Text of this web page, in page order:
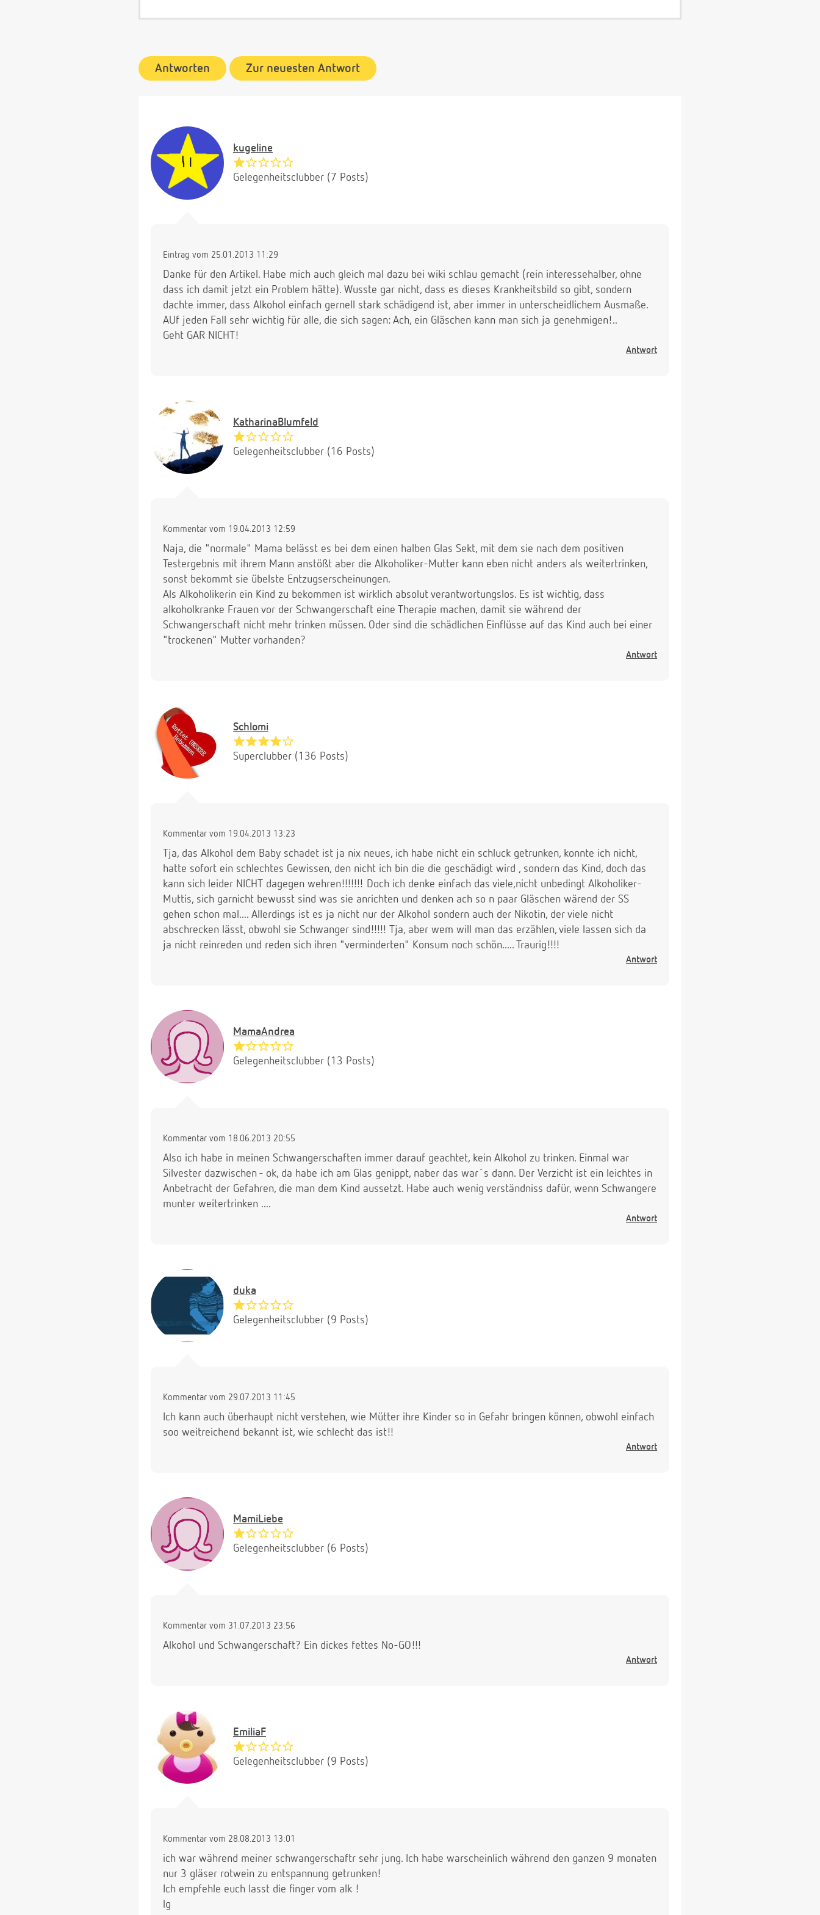
Antworten Zur neuesten Antwort
kugeline
Gelegenheitsclubber (7 Posts)
Eintrag vom 25.01.2013 11:29
Danke für den Artikel. Habe mich auch gleich mal dazu bei wiki schlau gemacht (rein interessehalber, ohne
dass ich damit jetzt ein Problem hätte). Wusste gar nicht, dass es dieses Krankheitsbild so gibt, sondern
dachte immer, dass Alkohol einfach gernell stark schädigend ist, aber immer in unterscheidlichem Ausmaße.
AUf jeden Fall sehr wichtig für alle, die sich sagen: Ach, ein Gläschen kann man sich ja genehmigen!..
Geht GAR NICHT!
Antwort
KatharinaBlumfeld
Gelegenheitsclubber (16 Posts)
Kommentar vom 19.04.2013 12:59
Naja, die "normale" Mama belässt es bei dem einen halben Glas Sekt, mit dem sie nach dem positiven
Testergebnis mit ihrem Mann anstößt aber die Alkoholiker-Mutter kann eben nicht anders als weitertrinken,
sonst bekommt sie übelste Entzugserscheinungen.
Als Alkoholikerin ein Kind zu bekommen ist wirklich absolut verantwortungslos. Es ist wichtig, dass
alkoholkranke Frauen vor der Schwangerschaft eine Therapie machen, damit sie während der
Schwangerschaft nicht mehr trinken müssen. Oder sind die schädlichen Einflüsse auf das Kind auch bei einer
"trockenen" Mutter vorhanden?
Antwort
Schlomi
Superclubber (136 Posts)
Kommentar vom 19.04.2013 13:23
Tja, das Alkohol dem Baby schadet ist ja nix neues, ich habe nicht ein schluck getrunken, konnte ich nicht,
hatte sofort ein schlechtes Gewissen, den nicht ich bin die die geschädigt wird , sondern das Kind, doch das
kann sich leider NICHT dagegen wehren!!!!!!! Doch ich denke einfach das viele,nicht unbedingt Alkoholiker-
Muttis, sich garnicht bewusst sind was sie anrichten und denken ach so n paar Gläschen wärend der SS
gehen schon mal.... Allerdings ist es ja nicht nur der Alkohol sondern auch der Nikotin, der viele nicht
abschrecken lässt, obwohl sie Schwanger sind!!!!! Tja, aber wem will man das erzählen, viele lassen sich da
ja nicht reinreden und reden sich ihren "verminderten" Konsum noch schön..... Traurig!!!!
Antwort
MamaAndrea
Gelegenheitsclubber (13 Posts)
Kommentar vom 18.06.2013 20:55
Also ich habe in meinen Schwangerschaften immer darauf geachtet, kein Alkohol zu trinken. Einmal war
Silvester dazwischen - ok, da habe ich am Glas genippt, naber das war´s dann. Der Verzicht ist ein leichtes in
Anbetracht der Gefahren, die man dem Kind aussetzt. Habe auch wenig verständniss dafür, wenn Schwangere
munter weitertrinken ....
Antwort
duka
Gelegenheitsclubber (9 Posts)
Kommentar vom 29.07.2013 11:45
Ich kann auch überhaupt nicht verstehen, wie Mütter ihre Kinder so in Gefahr bringen können, obwohl einfach
soo weitreichend bekannt ist, wie schlecht das ist!!
Antwort
MamiLiebe
Gelegenheitsclubber (6 Posts)
Kommentar vom 31.07.2013 23:56
Alkohol und Schwangerschaft? Ein dickes fettes No-GO!!!
Antwort
EmiliaF
Gelegenheitsclubber (9 Posts)
Kommentar vom 28.08.2013 13:01
ich war während meiner schwangerschaftr sehr jung. Ich habe warscheinlich während den ganzen 9 monaten
nur 3 gläser rotwein zu entspannung getrunken!
Ich empfehle euch lasst die finger vom alk !
lg